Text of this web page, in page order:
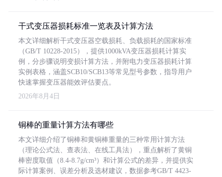
干式变压器损耗标准一览表及计算方法
本文详细解析干式变压器空载损耗、负载损耗的国家标准
（GB/T 10228-2015），提供1000kVA变压器损耗计算实
例，分步骤说明变损计算方法，并附电力变压器损耗计算
实例表格，涵盖SCB10/SCB13等常见型号参数，指导用户
快速掌握变压器能效评估要点。
2026年8月4日
铜棒的重量计算方法有哪些
本文详细介绍了铜棒和黄铜棒重量的三种常用计算方法
（理论公式法、查表法、在线工具法），重点解析了黄铜
棒密度取值（8.4-8.7g/cm³）和计算公式的差异，并提供实
际计算案例、误差分析及选材建议，数据参考GB/T 4423-